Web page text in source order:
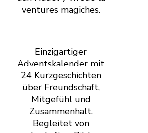
ventures magiches.
Einzigartiger
Adventskalender mit
24 Kurzgeschichten
über Freundschaft,
Mitgefühl und
Zusammenhalt.
Begleitet von